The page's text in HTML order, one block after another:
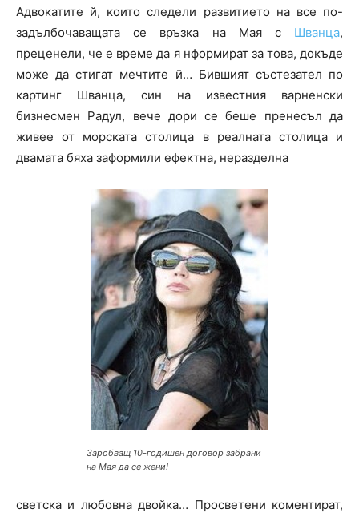
Адвокатите й, които следели развитието на все по-
задълбочаващата се връзка на Мая с Шванца,
преценели, че е време да я нформират за това, докъде
може да стигат мечтите й… Бившият състезател по
картинг Шванца, син на известния варненски
бизнесмен Радул, вече дори се беше пренесъл да
живее от морската столица в реалната столица и
двамата бяха заформили ефектна, неразделна
Заробващ 10-годишен договор забрани
на Мая да се жени!
светска и любовна двойка… Просветени коментират,